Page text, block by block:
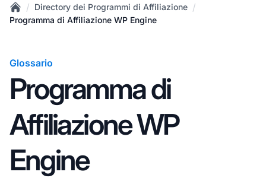
Home
/ Directory dei Programmi di Affiliazione /
Programma di Affiliazione WP Engine
Glossario
Programma di
Affiliazione WP
Engine